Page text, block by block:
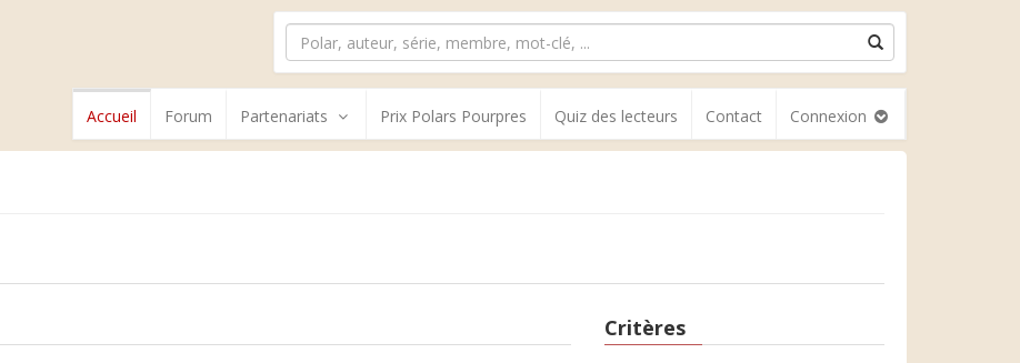
Accueil Forum Partenariats Prix Polars Pourpres Quiz des lecteurs Contact Connexion
Critères